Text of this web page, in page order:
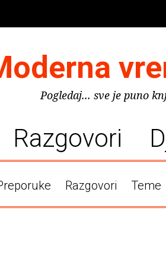
Pogledaj... sve je puno
Razgovori
Razgovori Teme